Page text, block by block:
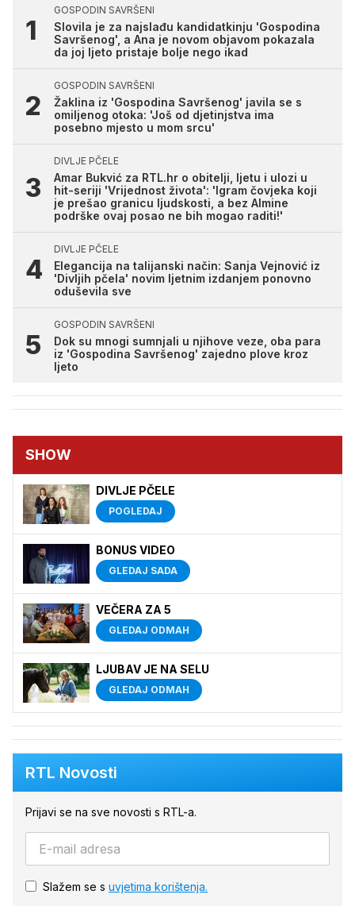
GOSPODIN SAVRŠENI
Slovila je za najslađu kandidatkinju 'Gospodina
Savršenog', a Ana je novom objavom pokazala
da joj ljeto pristaje bolje nego ikad
GOSPODIN SAVRŠENI
Žaklina iz 'Gospodina Savršenog' javila se s
omiljenog otoka: 'Još od djetinjstva ima
posebno mjesto u mom srcu'
DIVLJE PČELE
Amar Bukvić za RTL.hr o obitelji, ljetu i ulozi u
hit-seriji 'Vrijednost života': 'Igram čovjeka koji
je prešao granicu ljudskosti, a bez Almine
podrške ovaj posao ne bih mogao raditi!'
DIVLJE PČELE
Elegancija na talijanski način: Sanja Vejnović iz
'Divljih pčela' novim ljetnim izdanjem ponovno
oduševila sve
GOSPODIN SAVRŠENI
Dok su mnogi sumnjali u njihove veze, oba para
iz 'Gospodina Savršenog' zajedno plove kroz
ljeto
SHOW
DIVLJE PČELE
POGLEDAJ
BONUS VIDEO
GLEDAJ SADA
VEČERA ZA 5
GLEDAJ ODMAH
LJUBAV JE NA SELU
GLEDAJ ODMAH
RTL Novosti
Prijavi se na sve novosti s RTL-a.
Slažem se s uvjetima korištenja.